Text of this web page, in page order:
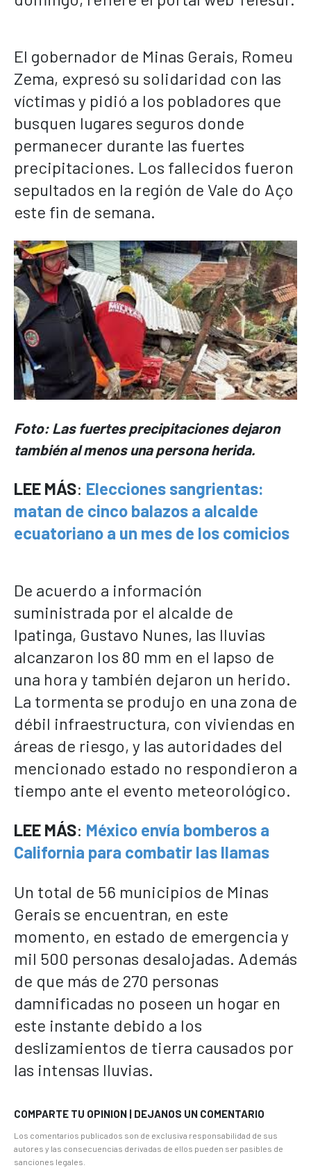
El gobernador de Minas Gerais, Romeu
Zema, expresó su solidaridad con las
víctimas y pidió a los pobladores que
busquen lugares seguros donde
permanecer durante las fuertes
precipitaciones. Los fallecidos fueron
sepultados en la región de Vale do Aço
este fin de semana.
Foto: Las fuertes precipitaciones dejaron
también al menos una persona herida.
LEE MÁS: Elecciones sangrientas:
matan de cinco balazos a alcalde
ecuatoriano a un mes de los comicios
De acuerdo a información
suministrada por el alcalde de
Ipatinga, Gustavo Nunes, las lluvias
alcanzaron los 80 mm en el lapso de
una hora y también dejaron un herido.
La tormenta se produjo en una zona de
débil infraestructura, con viviendas en
áreas de riesgo, y las autoridades del
mencionado estado no respondieron a
tiempo ante el evento meteorológico.
LEE MÁS: México envía bomberos a
California para combatir las llamas
Un total de 56 municipios de Minas
Gerais se encuentran, en este
momento, en estado de emergencia y
mil 500 personas desalojadas. Además
de que más de 270 personas
damnificadas no poseen un hogar en
este instante debido a los
deslizamientos de tierra causados por
las intensas lluvias.
COMPARTE TU OPINION | DEJANOS UN COMENTARIO
Los comentarios publicados son de exclusiva responsabilidad de sus
autores y las consecuencias derivadas de ellos pueden ser pasibles de
sanciones legales.